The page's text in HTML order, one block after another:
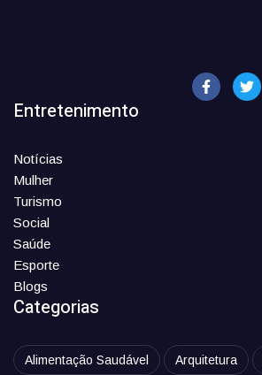
Entretenimento
Notícias
Mulher
Turismo
Social
Saúde
Esporte
Blogs
Categorias
Alimentação Saudável Arquitetura